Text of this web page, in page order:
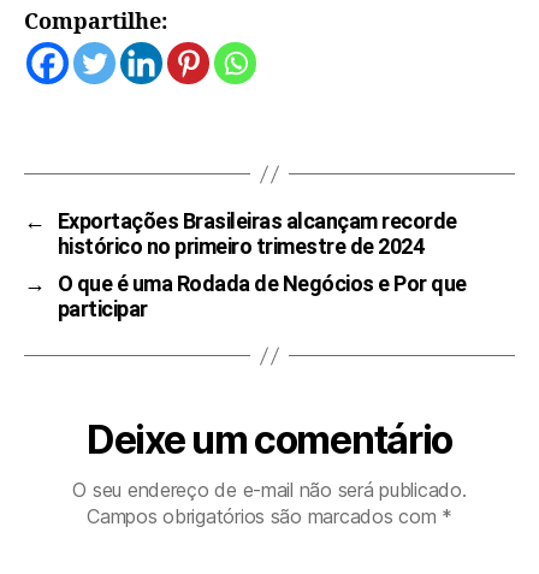
Compartilhe:
←
Exportações Brasileiras alcançam recorde
histórico no primeiro trimestre de 2024
→
O que é uma Rodada de Negócios e Por que
participar
Deixe um comentário
O seu endereço de e-mail não será publicado.
Campos obrigatórios são marcados com *